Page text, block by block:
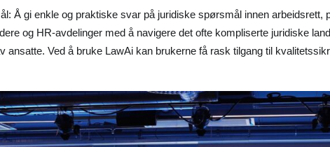
Å gi enkle og praktiske svar på juridiske spørsmål innen arbeidsrett,
og HR-avdelinger med å navigere det ofte kompliserte juridiske
ansatte. Ved å bruke LawAi kan brukerne få rask tilgang til